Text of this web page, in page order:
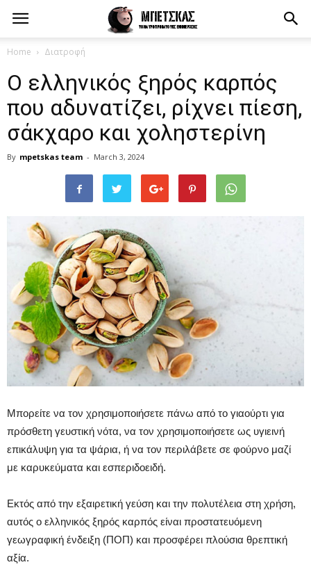
Home Διατροφή
Ο ελληνικός ξηρός καρπός
που αδυνατίζει, ρίχνει πίεση,
σάκχαρο και χοληστερίνη
By mpetskas team - March 3, 2024
Μπορείτε να τον χρησιμοποιήσετε πάνω από το γιαούρτι για
πρόσθετη γευστική νότα, να τον χρησιμοποιήσετε ως υγιεινή
επικάλυψη για τα ψάρια, ή να τον περιλάβετε σε φούρνο μαζί
με καρυκεύματα και εσπεριδοειδή.
Εκτός από την εξαιρετική γεύση και την πολυτέλεια στη χρήση,
αυτός ο ελληνικός ξηρός καρπός είναι προστατευόμενη
γεωγραφική ένδειξη (ΠΟΠ) και προσφέρει πλούσια θρεπτική
αξία.